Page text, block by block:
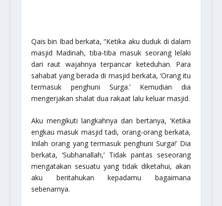
Qais bin Ibad berkata, “Ketika aku duduk di dalam
masjid Madinah, tiba-tiba masuk seorang lelaki
dari raut wajahnya terpancar keteduhan. Para
sahabat yang berada di masjid berkata, ‘Orang itu
termasuk penghuni Surga.’ Kemudian dia
mengerjakan shalat dua rakaat lalu keluar masjid.
Aku mengikuti langkahnya dan bertanya, ‘Ketika
engkau masuk masjid tadi, orang-orang berkata,
Inilah orang yang termasuk penghuni Surga!’ Dia
berkata, ‘Subhanallah,’Tidak pantas seseorang
mengatakan sesuatu yang tidak diketahui, akan
aku beritahukan kepadamu bagaimana
sebenarnya.